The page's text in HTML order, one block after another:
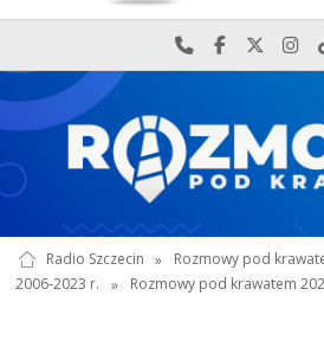
Najlepiej po
Odwiedź
Radio Szczecin » Rozmowy pod
2006-2023 r.
» Rozmowy pod krawatem